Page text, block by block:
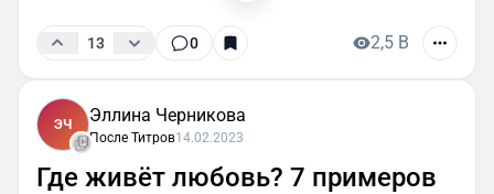
13 0 2,5 B
ЭЧ Эллина Черникова
После Титров14.02.2023
Где живёт любовь? 7 примеров